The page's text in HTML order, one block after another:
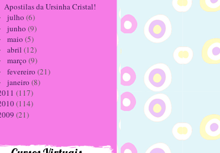
Apostilas da Ursinha Cristal!
julho (6)
junho (9)
maio (5)
abril (12)
março (9)
fevereiro (21)
janeiro (8)
(117)
(114)
(21)